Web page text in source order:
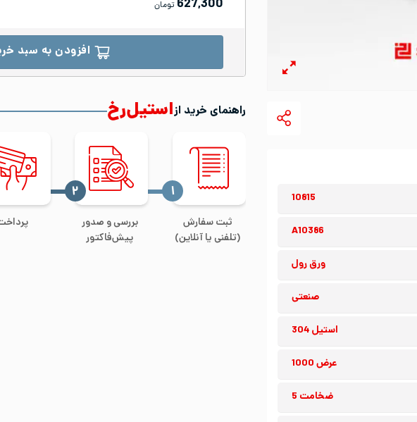
10815
A10386
ورق رول
صنعتی
استیل 304
عرض 1000
ضخامت 5
627,300 تومان
افزودن به سبد
راهنمای خرید ازاستیل‌رخ
ثبت سفارش
(تلفنی یا آنلاین)
‍۱
بررسی و صدور
پیش‌فاکتور
‍۲